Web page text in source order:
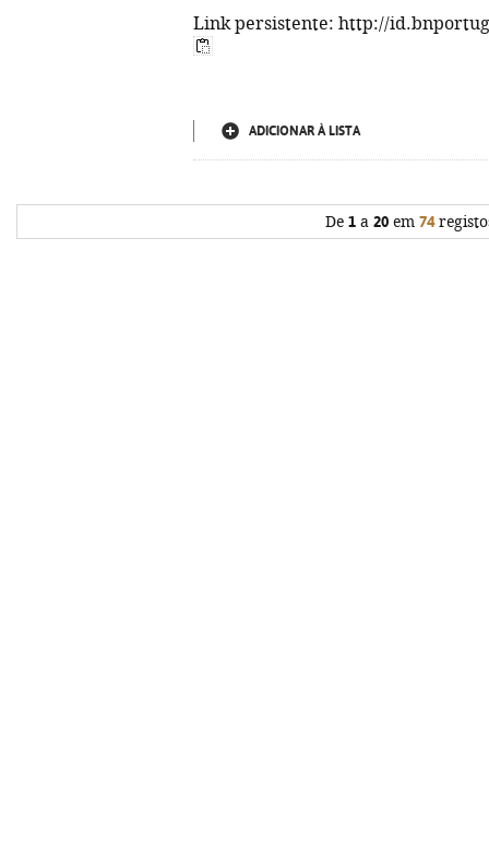
Link persistente: http://
ADICIONAR À LISTA
De 1a 20em 74